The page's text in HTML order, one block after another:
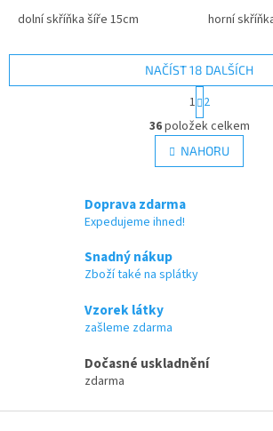
dolní skříňka šíře 15cm horní
O
v
l
á
r
ý
p
NAČÍST 18 DALŠÍCH
t
r
á
n
k
1 2
36položek celkem
NAHORU
Doprava zdarma
Expedujeme ihned!
Snadný nákup
Zboží také na splátky
Vzorek látky
zašleme zdarma
Dočasné uskladnění
zdarma